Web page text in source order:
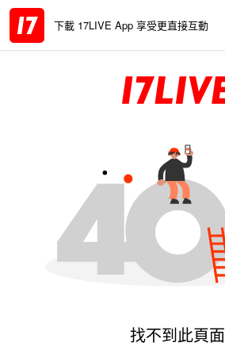
下載 17LIVE App 享受更直接互動
找不到此頁面